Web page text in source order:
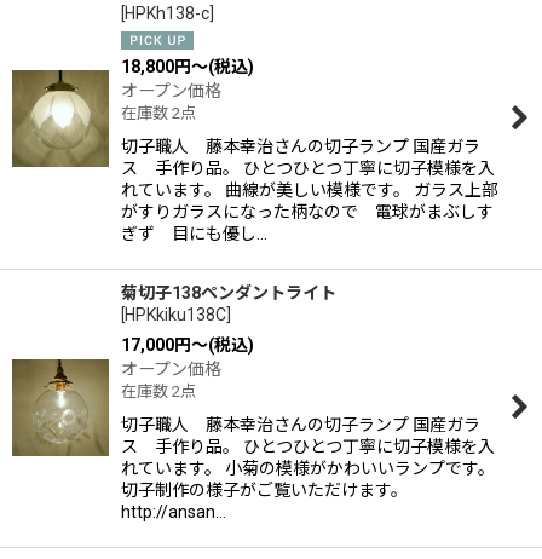
[HPKh138-c
18,800円～(税込)
オープン価格
在庫数 2点
切子職人 藤本幸治さんの切子ランプ 国産ガラ
ス 手作り品。 ひとつひとつ丁寧に切子模様を入
れています。 曲線が美しい模様です。 ガラス上部
がすりガラスになった柄なので 電球がまぶしす
ぎず 目にも優し…
菊切子138ペンダントライト
[HPKkiku138C
17,000円～(税込)
オープン価格
在庫数 2点
切子職人 藤本幸治さんの切子ランプ 国産ガラ
ス 手作り品。 ひとつひとつ丁寧に切子模様を入
れています。 小菊の模様がかわいいランプです。
切子制作の様子がご覧いただけます。
http://ansan…